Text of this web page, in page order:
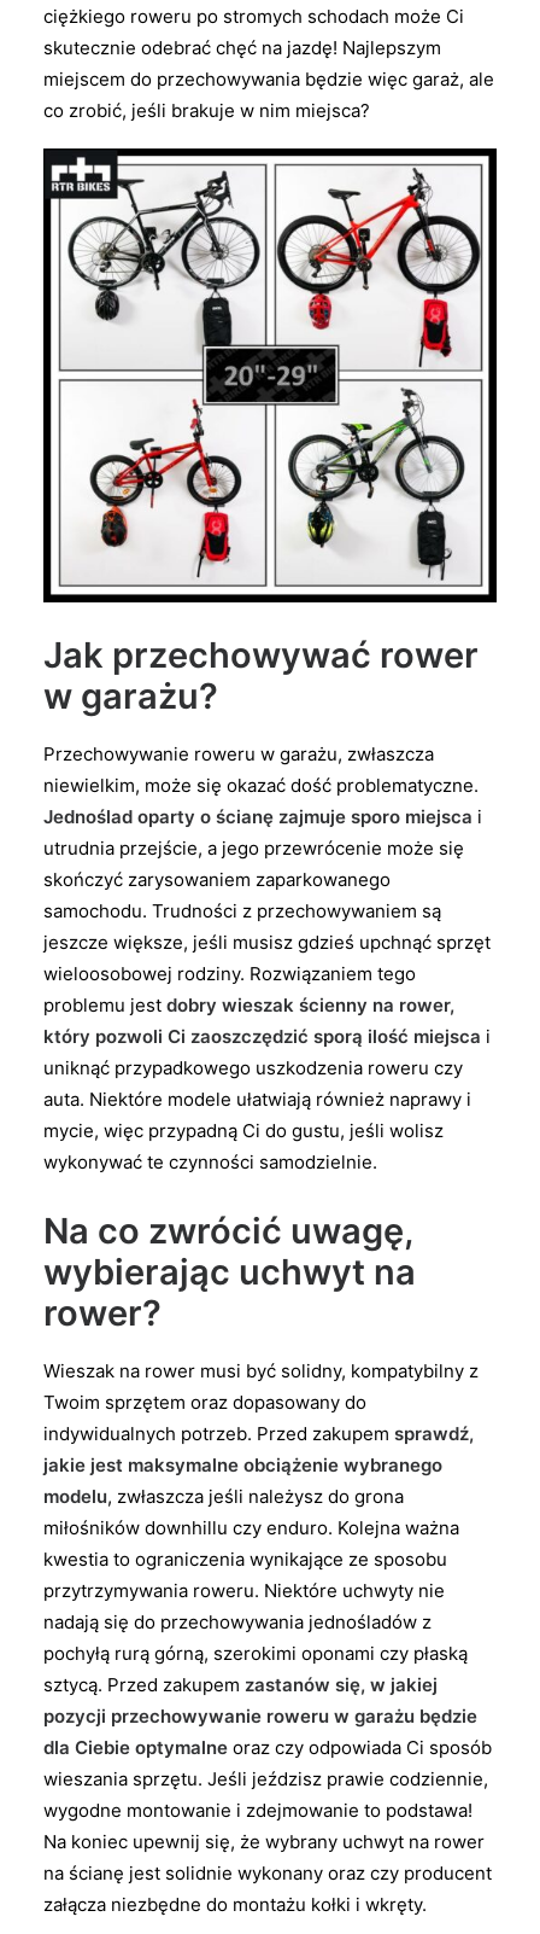
ciężkiego roweru po stromych schodach może Ci
skutecznie odebrać chęć na jazdę! Najlepszym
miejscem do przechowywania będzie więc garaż, ale
co zrobić, jeśli brakuje w nim miejsca?
Jak przechowywać rower
w garażu?
Przechowywanie roweru w garażu, zwłaszcza
niewielkim, może się okazać dość problematyczne.
Jednoślad oparty o ścianę zajmuje sporo miejsca i
utrudnia przejście, a jego przewrócenie może się
skończyć zarysowaniem zaparkowanego
samochodu. Trudności z przechowywaniem są
jeszcze większe, jeśli musisz gdzieś upchnąć sprzęt
wieloosobowej rodziny. Rozwiązaniem tego
problemu jest dobry wieszak ścienny na rower,
który pozwoli Ci zaoszczędzić sporą ilość miejsca i
uniknąć przypadkowego uszkodzenia roweru czy
auta. Niektóre modele ułatwiają również naprawy i
mycie, więc przypadną Ci do gustu, jeśli wolisz
wykonywać te czynności samodzielnie.
Na co zwrócić uwagę,
wybierając uchwyt na
rower?
Wieszak na rower musi być solidny, kompatybilny z
Twoim sprzętem oraz dopasowany do
indywidualnych potrzeb. Przed zakupem sprawdź,
jakie jest maksymalne obciążenie wybranego
modelu, zwłaszcza jeśli należysz do grona
miłośników downhillu czy enduro. Kolejna ważna
kwestia to ograniczenia wynikające ze sposobu
przytrzymywania roweru. Niektóre uchwyty nie
nadają się do przechowywania jednośladów z
pochyłą rurą górną, szerokimi oponami czy płaską
sztycą. Przed zakupem zastanów się, w jakiej
pozycji przechowywanie roweru w garażu będzie
dla Ciebie optymalne oraz czy odpowiada Ci sposób
wieszania sprzętu. Jeśli jeździsz prawie codziennie,
wygodne montowanie i zdejmowanie to podstawa!
Na koniec upewnij się, że wybrany uchwyt na rower
na ścianę jest solidnie wykonany oraz czy producent
załącza niezbędne do montażu kołki i wkręty.